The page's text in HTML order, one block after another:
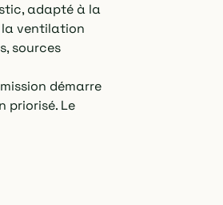
adapté à la
la ventilation
sources
démarre
priorisé. Le